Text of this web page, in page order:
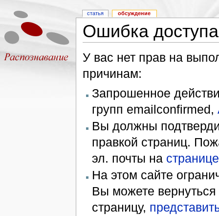
Ошибка доступа
У вас нет прав на
причинам:
Запрошенное
групп emailconfirmed,
Вы должны
правкой страниц.
эл. почты на
На этом сайте
Вы можете
страницу,
статья обсуждение